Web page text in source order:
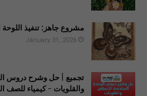
مشروع جاهز: تنفيذ اللوحة
January 31, 2026
تجميع | حل وشرح دروس
والقلويات - كيمياء للصف